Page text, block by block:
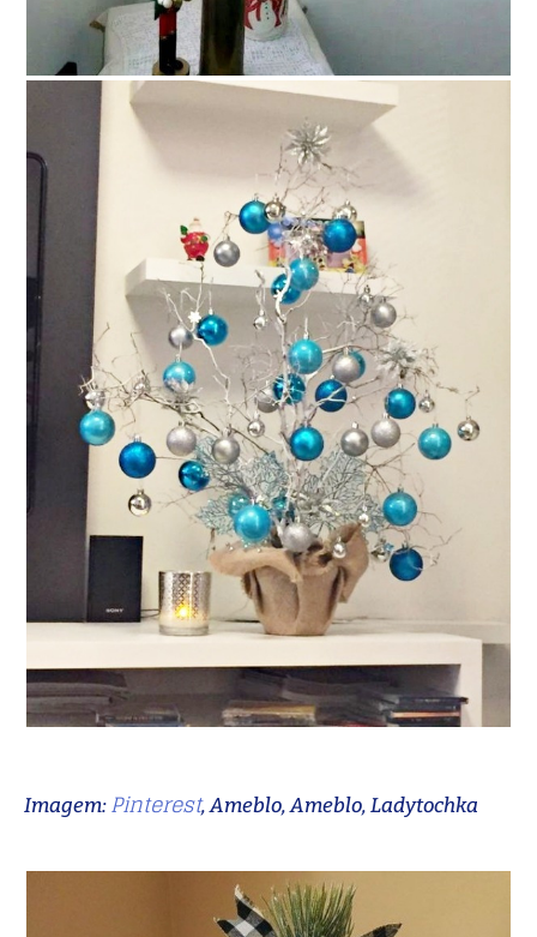
Imagem:Pinterest, Ameblo, Ameblo, Ladytochka